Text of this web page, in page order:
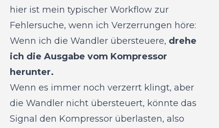
hier ist mein typischer Workflow zur
Fehlersuche, wenn ich Verzerrungen höre:
Wenn ich die Wandler übersteuere, drehe
ich die Ausgabe vom Kompressor
herunter.
Wenn es immer noch verzerrt klingt, aber
die Wandler nicht übersteuert, könnte das
Signal den Kompressor überlasten, also